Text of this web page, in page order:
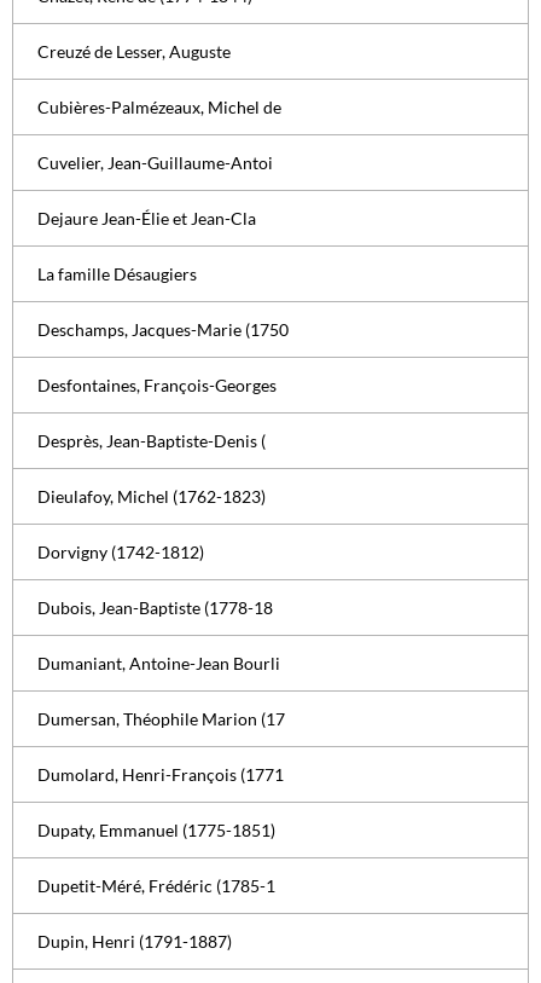
Creuzé de Lesser, Auguste
Cubières-Palmézeaux, Michel de
Cuvelier, Jean-Guillaume-Antoi
Dejaure Jean-Élie et Jean-Cla
La famille Désaugiers
Deschamps, Jacques-Marie (1750
Desfontaines, François-Georges
Desprès, Jean-Baptiste-Denis (
Dieulafoy, Michel (1762-1823)
Dorvigny (1742-1812)
Dubois, Jean-Baptiste (1778-18
Dumaniant, Antoine-Jean Bourli
Dumersan, Théophile Marion (17
Dumolard, Henri-François (1771
Dupaty, Emmanuel (1775-1851)
Dupetit-Méré, Frédéric (1785-1
Dupin, Henri (1791-1887)